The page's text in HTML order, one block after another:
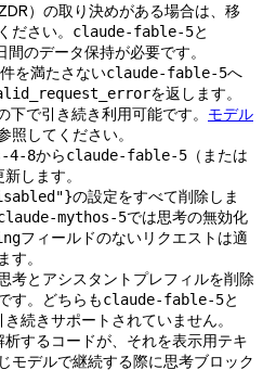
）の取り決めがある場合は、移
ださい。
claude-fable-5と
間のデータ保持が必要です。
を満たさないclaude-fable-5へ
を返します。
で引き続き利用可能です。 モデル
照してください。
4-8からclaude-fable-5 （または
します。
の設定をすべて削除しま
mythos-5では思考の無効化
フィールドのないリクエストは適
す。
考とアシスタントプレフィルを削除
す。どちらもclaude-fable-5と
き続きサポートされていません。
析するコードが、それを表示用テキ
モデルで継続する際に思考ブロック